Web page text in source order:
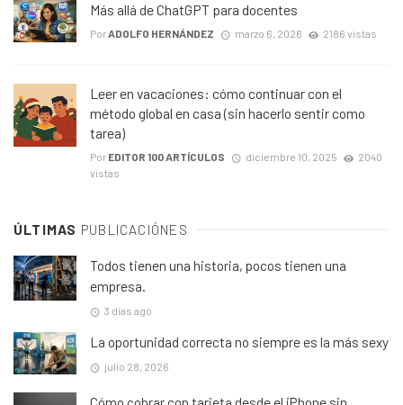
Más allá de ChatGPT para docentes
PorADOLFO HERNÁNDEZ marzo 6, 2026 2186 vistas
Leer en vacaciones: cómo continuar con el
método global en casa (sin hacerlo sentir como
tarea)
Por EDITOR 100 ARTÍCULOS diciembre 10, 2025
2040
vistas
ÚLTIMAS PUBLICACIÓNES
Todos tienen una historia, pocos tienen una
empresa.
3 días ago
La oportunidad correcta no siempre es la más sexy
julio 28, 2026